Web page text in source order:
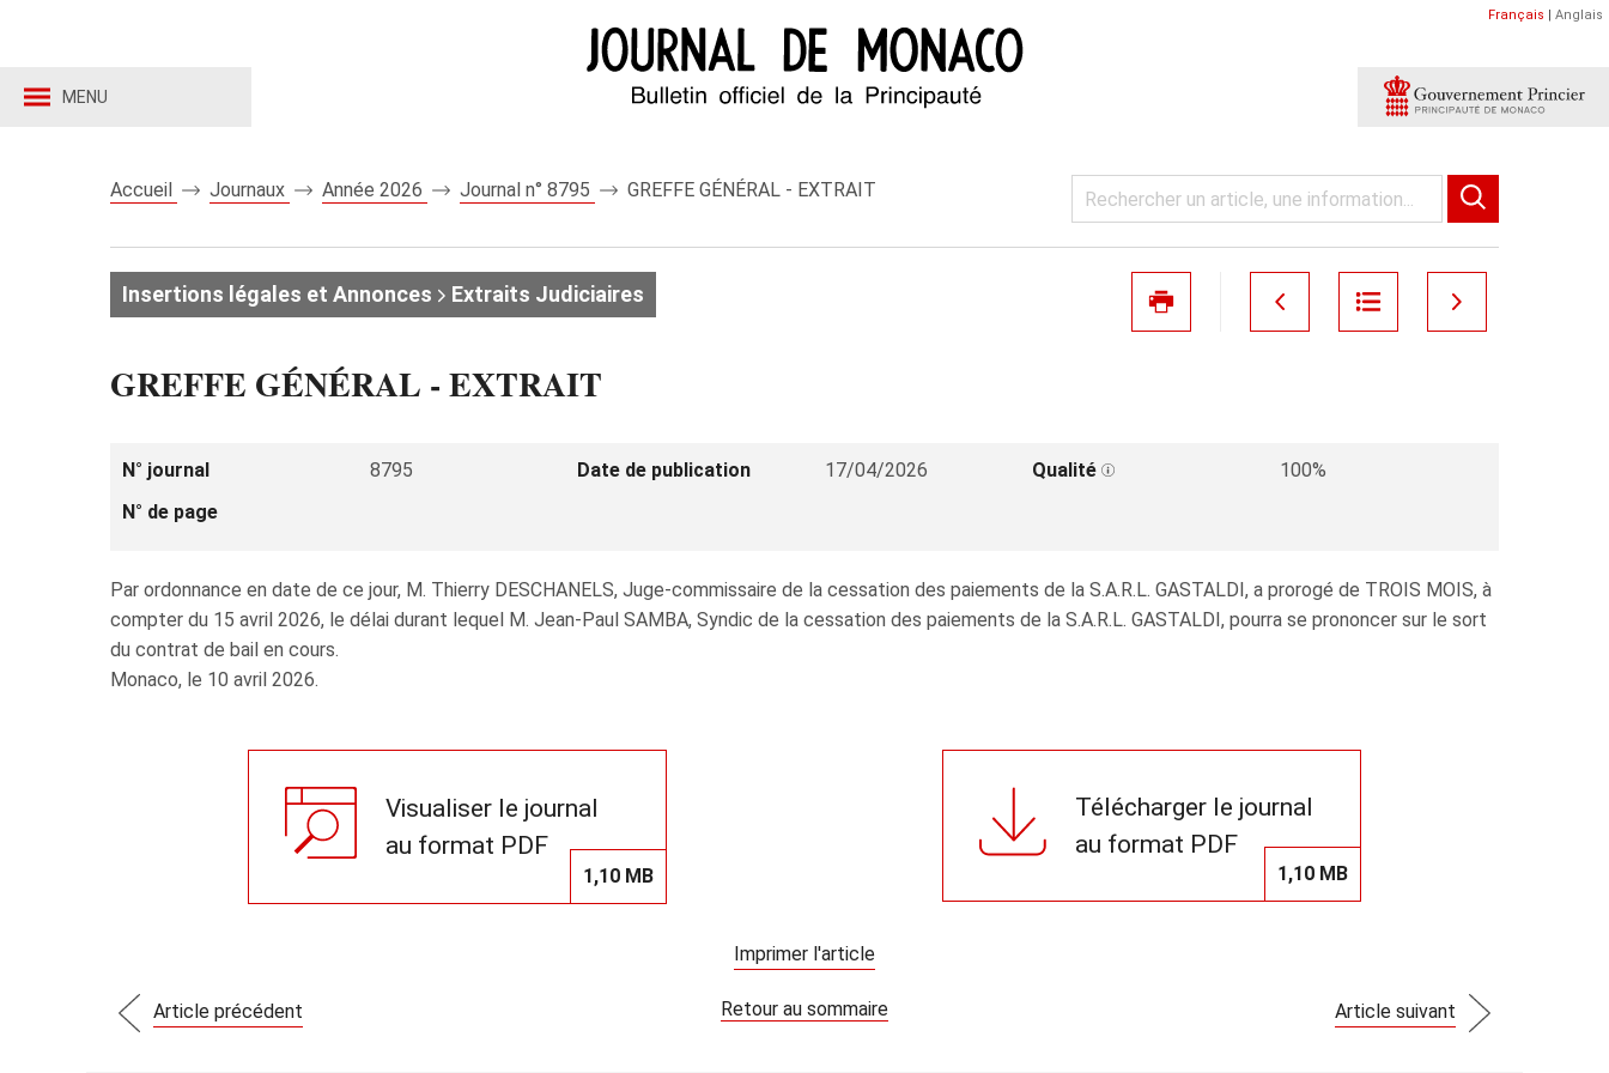
MENU
Français | Anglais
Accueil Journaux Année 2026 Journal n° 8795 GREFFE GÉNÉRAL - EXTRAIT
Insertions légales et Annonces Extraits Judiciaires
GREFFE GÉNÉRAL - EXTRAIT
N° journal 8795 Date de publication 17/04/2026 Qualité
100%
N° de page
Par ordonnance en date de ce jour, M. Thierry DESCHANELS, Juge‑commissaire de la cessation des paiements de la S.A.R.L. GASTALDI, a prorogé de TROIS MOIS, à
compter du 15 avril 2026, le délai durant lequel M. Jean-Paul SAMBA, Syndic de la cessation des paiements de la S.A.R.L. GASTALDI, pourra se prononcer sur le sort
du contrat de bail en cours.
Monaco, le 10 avril 2026.
Visualiser le journal
au format PDF
1,10 MB
Télécharger le journal
au format PDF
1,10 MB
Imprimer l'article
Article précédent Retour au sommaire Article suivant